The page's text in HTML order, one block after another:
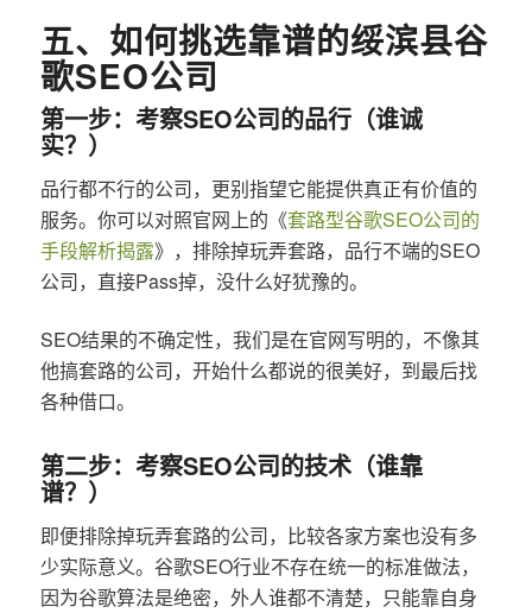
五、如何挑选靠谱的绥滨县谷
歌SEO公司
第一步：考察SEO公司的品行（谁诚
实？）
品行都不行的公司，更别指望它能提供真正有价值的
服务。你可以对照官网上的《套路型谷歌SEO公司的
手段解析揭露》，排除掉玩弄套路，品行不端的SEO
公司，直接Pass掉，没什么好犹豫的。
SEO结果的不确定性，我们是在官网写明的，不像其
他搞套路的公司，开始什么都说的很美好，到最后找
各种借口。
第二步：考察SEO公司的技术（谁靠
谱？）
即便排除掉玩弄套路的公司，比较各家方案也没有多
少实际意义。谷歌SEO行业不存在统一的标准做法，
因为谷歌算法是绝密，外人谁都不清楚，只能靠自身